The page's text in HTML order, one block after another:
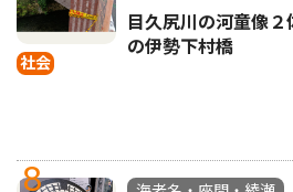
社会
目久尻川の河童像
の伊勢下村橋
8